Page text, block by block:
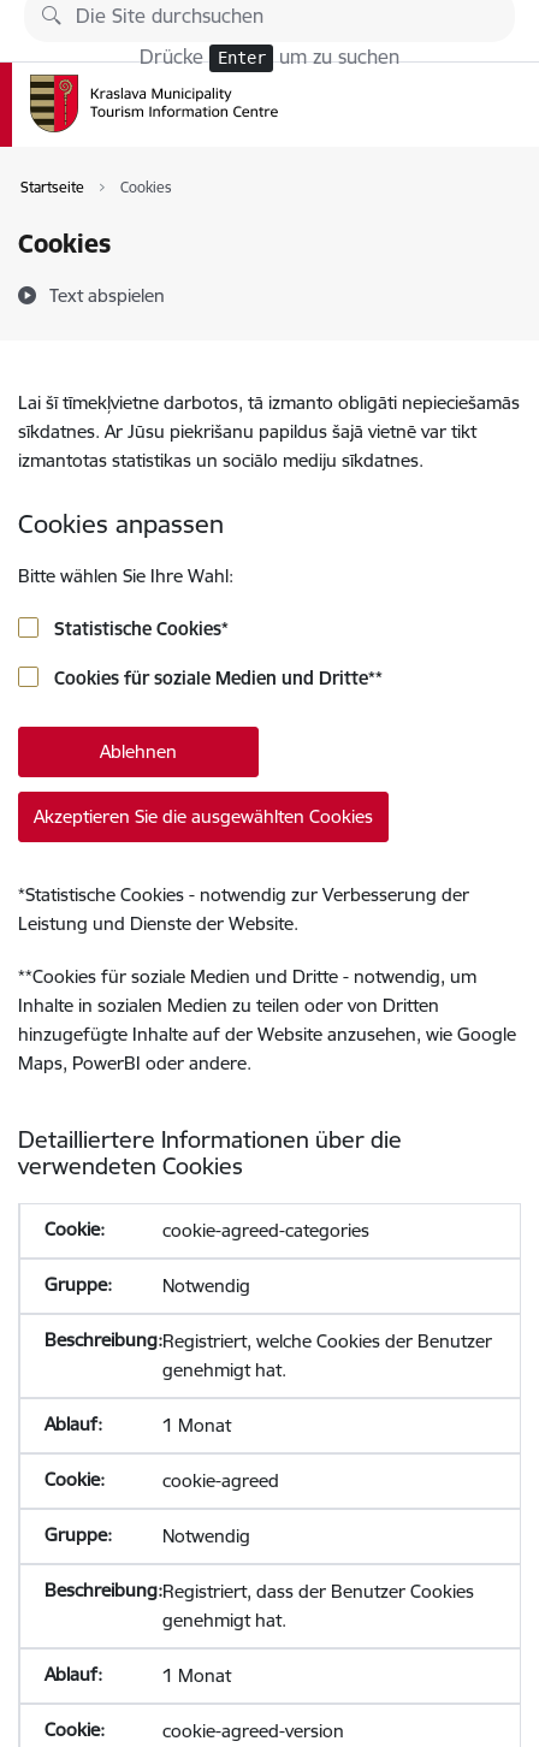
Zu Seiteninhalt springen
Drücke Enter um zu suchen
Startseite Cookies
Cookies
Text abspielen
Lai šī tīmekļvietne darbotos, tā izmanto obligāti nepieciešamās
sīkdatnes. Ar Jūsu piekrišanu papildus šajā vietnē var tikt
izmantotas statistikas un sociālo mediju sīkdatnes.
Cookies anpassen
Bitte wählen Sie Ihre Wahl:
Statistische Cookies*
Cookies für soziale Medien und Dritte**
Ablehnen
Akzeptieren Sie die ausgewählten Cookies
*Statistische Cookies - notwendig zur Verbesserung der
Leistung und Dienste der Website.
**Cookies für soziale Medien und Dritte - notwendig, um
Inhalte in sozialen Medien zu teilen oder von Dritten
hinzugefügte Inhalte auf der Website anzusehen, wie Google
Maps, PowerBI oder andere.
Detailliertere Informationen über die
verwendeten Cookies
cookie-agreed-categories
Notwendig
Registriert, welche Cookies der Benutzer
genehmigt hat.
1 Monat
cookie-agreed
Notwendig
Registriert, dass der Benutzer Cookies
genehmigt hat.
1 Monat
cookie-agreed-version